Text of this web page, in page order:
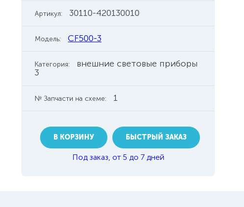
Артикул: 30110-420130010
Модель: CF500-3
Категория:
внешние световые приборы
3
№ Запчасти на схеме: 1
В КОРЗИНУ БЫСТРЫЙ ЗАКАЗ
Под заказ, от 5 до 7 дней